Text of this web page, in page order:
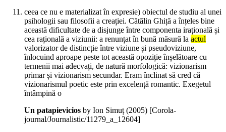
ceea ce nu e materializat în expresie) obiectul de studiu al unei
psihologii sau filosofii a creației. Cătălin Ghiță a înțeles bine
această dificultate de a disjunge între componenta irațională și
cea rațională a viziunii: a renunțat în bună măsură la actul
valorizator de distincție între viziune și pseudoviziune,
înlocuind aproape peste tot această opoziție înșelătoare cu
termenii mai adecvați, de natură morfologică: vizionarism
primar și vizionarism secundar. Eram înclinat să cred că
vizionarismul poetic este prin excelență romantic. Exegetul
întâmpină o
Un patapievicios by Ion Simuț (2005) [Corola-
journal/Journalistic/11279_a_12604]